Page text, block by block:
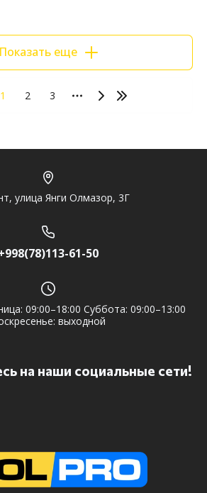
Показать еще
1 2 3
улица Янги Олмазор, 3Г
61-50
09:00–18:00 Суббота: 09:00–13:00
выходной
на наши социальные сети!
или персональное
в мессенджер!